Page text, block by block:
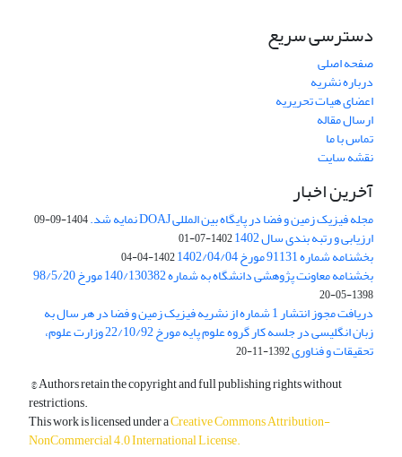
دسترسی سریع
صفحه اصلی
درباره نشریه
اعضای هیات تحریریه
ارسال مقاله
تماس با ما
نقشه سایت
آخرین اخبار
مجله فیزیک زمین و فضا در پایگاه بین المللی DOAJ نمایه شد. 1404-09-09
ارزیابی و رتبه بندی سال 1402 1402-07-01
بخشنامه شماره 91131 مورخ 1402/04/04 1402-04-04
بخشنامه معاونت پژوهشی دانشگاه به شماره 140/130382 مورخ 98/5/20
1398-05-20
دریافت مجوز انتشار 1 شماره از نشریه فیزیک زمین و فضا در هر سال به
زبان انگلیسی در جلسه کار گروه علوم پایه مورخ 22/10/92 وزارت علوم،
تحقیقات و فناوری1392-11-20
© Authors retain the copyright and full publishing rights without
restrictions.
This work is licensed under aCreative Commons Attribution-
NonCommercial 4.0 International License.